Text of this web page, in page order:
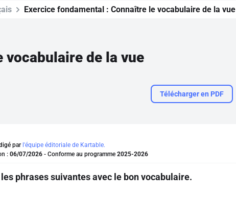
Exercice fondamental : Connaître le vocabulaire de la vue
vocabulaire de la vue
Télécharger en PDF
par l'équipe éditoriale de Kartable.
: 06/07/2026 - Conforme au programme 2025-2026
phrases suivantes avec le bon vocabulaire.